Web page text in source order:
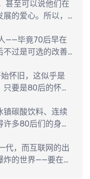
了她们的工作岗
对她们有歧视，
容想不红也难。
养宠物对宠物
要是可爱宠物的
的道理，若是有
络热帖，只不过同
不过看看那些口诛
多80后的这种爱
甚至可以说他们在
的爱心。所以，
好人好事“狂转”
们却从来难以成为
制度性问题。
——毕竟70后早在
不过是可选的改善
。因为高房价，
让他们的生活水
沦落为为房地产
嘲讽高房价的帖
，还是只能当笑话
多人的共鸣和支
怀旧，这似乎是
要是80后的怀旧
书本、糖果，都
一定程度上来自于
段子说得好，“官
甚至连非主流的
没有”，这无疑是
镇碳酸饮料、连续
多80后们的身体
因此，只要是与
西医，甚至只是民
藏和转载——当然
代，而互联网的出
炸的世界——要在这